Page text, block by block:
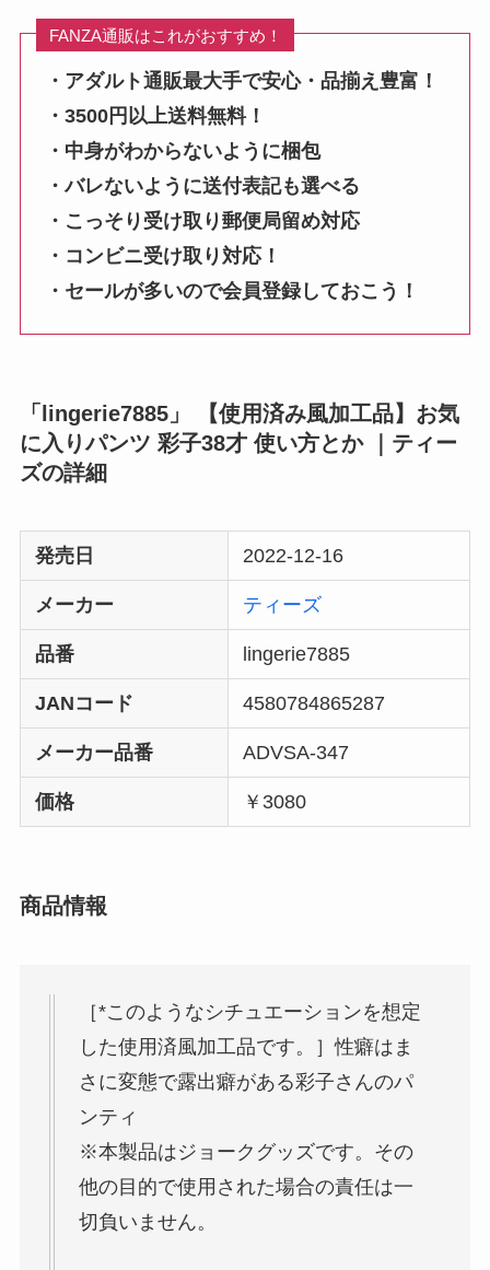
FANZA通販はこれがおすすめ！
・アダルト通販最大手で安心・品揃え豊富！
・3500円以上送料無料！
・中身がわからないように梱包
・バレないように送付表記も選べる
・こっそり受け取り郵便局留め対応
・コンビニ受け取り対応！
・セールが多いので会員登録しておこう！
「lingerie7885」 【使用済み風加工品】お気
に入りパンツ 彩子38才 使い方とか ｜ティー
ズの詳細
発売日 2022-12-16
メーカー ティーズ
品番 lingerie7885
JANコード 4580784865287
メーカー品番 ADVSA-347
価格 ￥3080
商品情報
［*このようなシチュエーションを想定
した使用済風加工品です。］性癖はま
さに変態で露出癖がある彩子さんのパ
ンティ
※本製品はジョークグッズです。その
他の目的で使用された場合の責任は一
切負いません。